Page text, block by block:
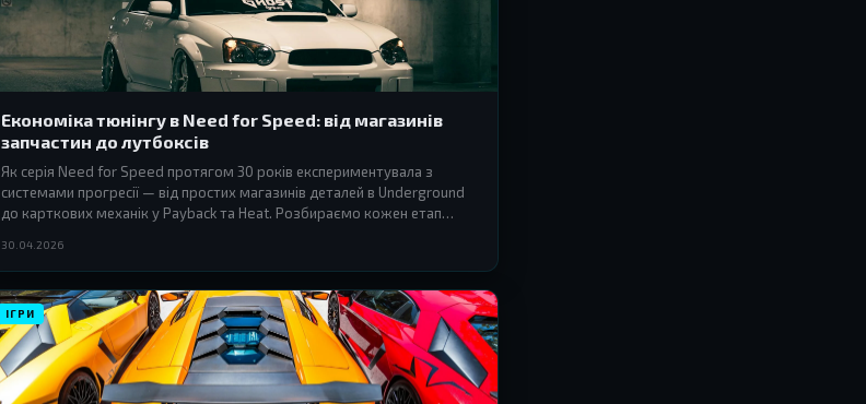
Економіка тюнінгу в Need for Speed: від магазинів
запчастин до лутбоксів
Як серія Need for Speed протягом 30 років експериментувала з
системами прогресії — від простих магазинів деталей в Underground
до карткових механік у Payback та Heat. Розбираємо кожен етап
30.04.2026
ІГРИ